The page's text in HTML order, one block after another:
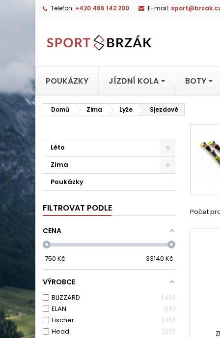
Telefon: +420 486 142 200 E-mail:
POUKÁZKY JÍZDNÍ KOLA BOTY
Domů Zima Lyže Sjezdové
Léto
Zima
Poukázky
FILTROVAT PODLE
CENA
750 Kč 33140 Kč
VÝROBCE
BLIZZARD
40
ELAN
19
Fischer
45
Head
35
Počet